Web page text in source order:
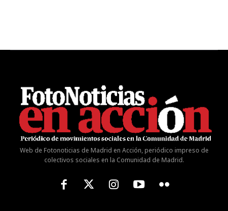
Web de Fotonoticias de Madrid en Acción, periódico impreso de
colectivos sociales en la Comunidad de Madrid.